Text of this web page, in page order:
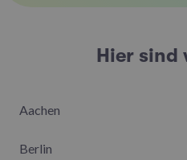
Hier sind
Aachen
Berlin